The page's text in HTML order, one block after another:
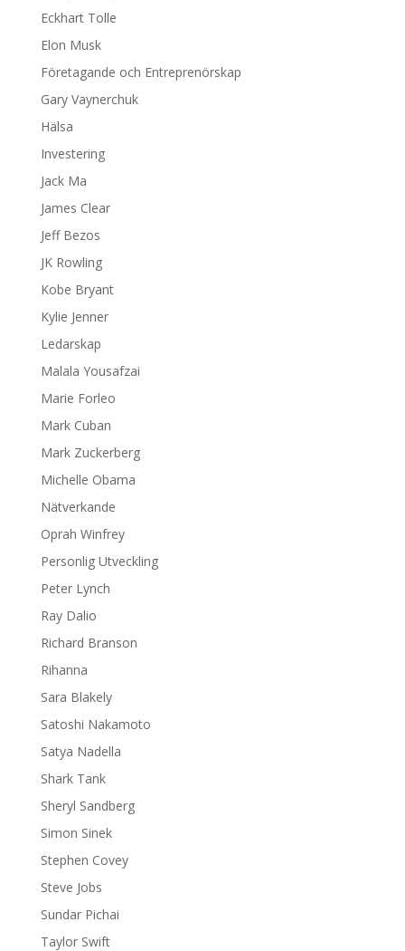
Eckhart Tolle
Elon Musk
Företagande och Entreprenörskap
Gary Vaynerchuk
Hälsa
Investering
Jack Ma
James Clear
Jeff Bezos
JK Rowling
Kobe Bryant
Kylie Jenner
Ledarskap
Malala Yousafzai
Marie Forleo
Mark Cuban
Mark Zuckerberg
Michelle Obama
Nätverkande
Oprah Winfrey
Personlig Utveckling
Peter Lynch
Ray Dalio
Richard Branson
Rihanna
Sara Blakely
Satoshi Nakamoto
Satya Nadella
Shark Tank
Sheryl Sandberg
Simon Sinek
Stephen Covey
Steve Jobs
Sundar Pichai
Taylor Swift